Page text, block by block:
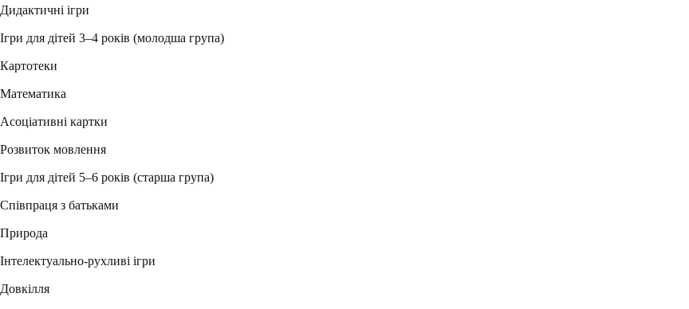
Дидактичні ігри
Ігри для дітей 3–4 років (молодша група)
Картотеки
Математика
Асоціативні картки
Розвиток мовлення
Ігри для дітей 5–6 років (старша група)
Співпраця з батьками
Природа
Інтелектуально-рухливі ігри
Довкілля